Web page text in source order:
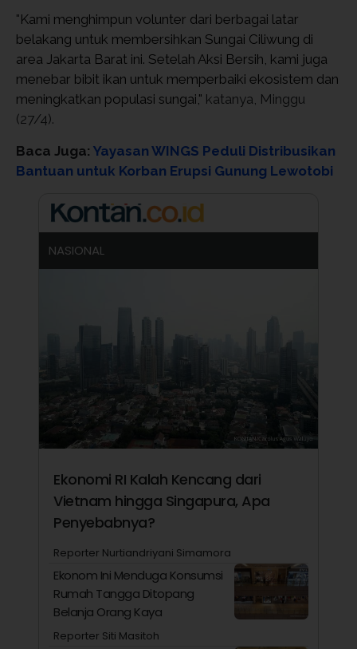
"Kami menghimpun volunter dari berbagai latar
belakang untuk membersihkan Sungai Ciliwung di
area Jakarta Barat ini. Setelah Aksi Bersih, kami juga
menebar bibit ikan untuk memperbaiki ekosistem dan
meningkatkan populasi sungai," katanya, Minggu
(27/4).
Baca Juga: Yayasan WINGS Peduli Distribusikan
Bantuan untuk Korban Erupsi Gunung Lewotobi
NASIONAL
Ekonomi RI Kalah Kencang dari
Vietnam hingga Singapura, Apa
Penyebabnya?
Reporter Nurtiandriyani Simamora
Ekonom Ini Menduga Konsumsi
Rumah Tangga Ditopang
Belanja Orang Kaya
Reporter Siti Masitoh